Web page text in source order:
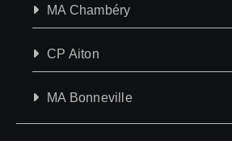
MA Chambéry
CP Aiton
MA Bonneville